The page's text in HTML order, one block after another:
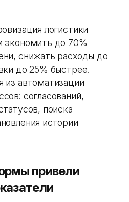
логистики
экономить до 70%
снижать расходы до
до 25% быстрее.
из автоматизации
согласований,
поиска
истории
привели